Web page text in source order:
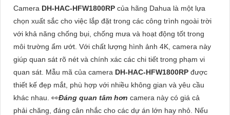
Camera DH-HAC-HFW1800RP của hãng Dahua là một lựa
chọn xuất sắc cho việc lắp đặt trong các công trình ngoài trời
với khả năng chống bụi, chống mưa và hoạt động tốt trong
môi trường ẩm ướt. Với chất lượng hình ảnh 4K, camera này
giúp quan sát rõ nét và chính xác các chi tiết trong phạm vi
quan sát. Mẫu mã của camera DH-HAC-HFW1800RP được
thiết kế đẹp mắt, phù hợp với nhiều không gian và yêu cầu
khác nhau. ️👀Đáng quan tâm hơn camera này có giá cả
phải chăng, đáng cân nhắc cho các dự án lớn hay nhỏ. Nếu